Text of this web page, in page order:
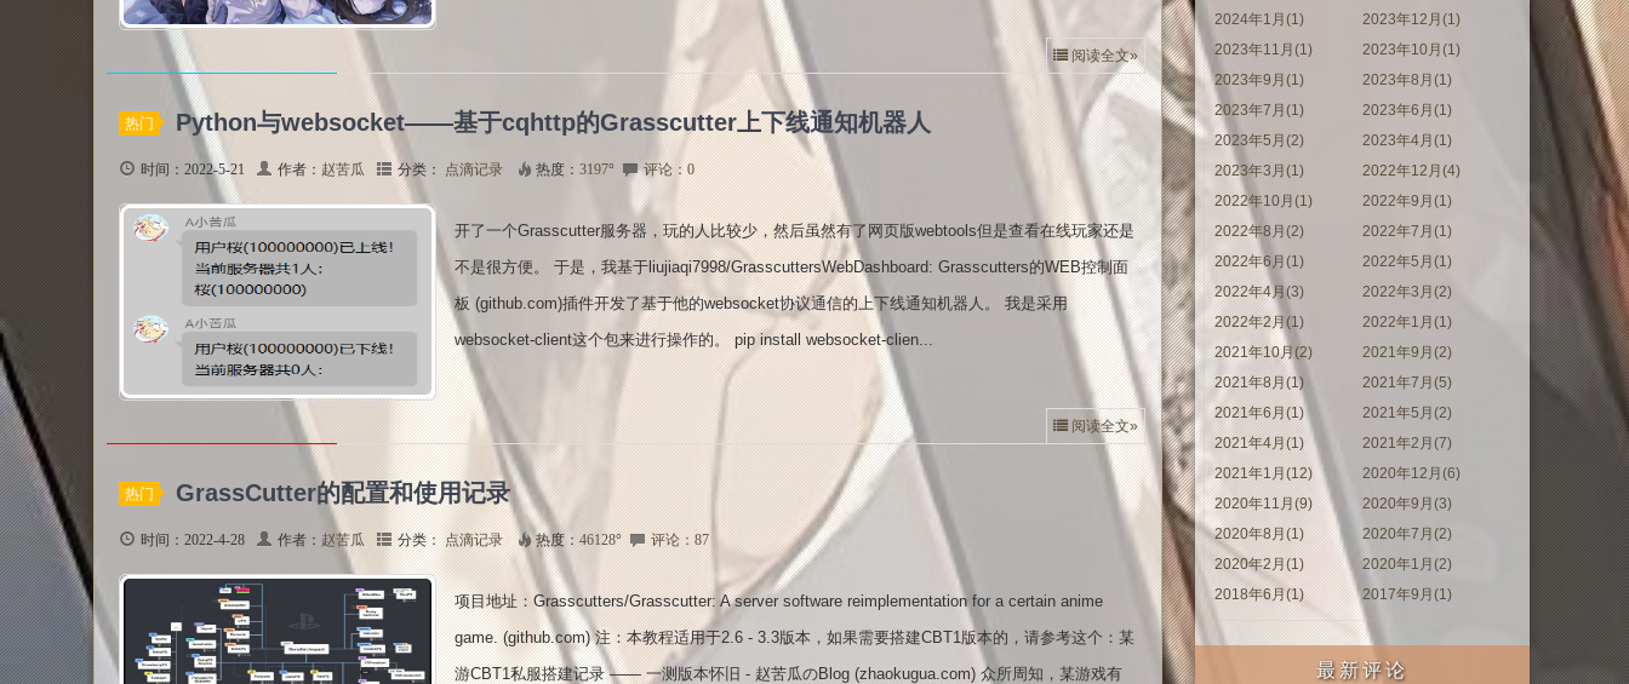
阅读全文»
热门 Python与websocket——基于cqhttp的Grasscutter上下线通知机器人
时间：2022-5-21 作者： 赵苦瓜 分类： 点滴记录 热度： 3197° 评论：0
开了一个Grasscutter服务器，玩的人比较少，然后虽然有了网页版webtools但是查看在线玩家还是
不是很方便。 于是，我基于liujiaqi7998/GrasscuttersWebDashboard: Grasscutters的WEB控制面
板 (github.com)插件开发了基于他的websocket协议通信的上下线通知机器人。 我是采用
websocket-client这个包来进行操作的。 pip install websocket-clien...
阅读全文»
热门 GrassCutter的配置和使用记录
时间：2022-4-28 作者： 赵苦瓜 分类： 点滴记录 热度： 46128° 评论：87
项目地址：Grasscutters/Grasscutter: A server software reimplementation for a certain anime
game. (github.com) 注：本教程适用于2.6 - 3.3版本，如果需要搭建CBT1版本的，请参考这个：某
游CBT1私服搭建记录 —— 一测版本怀旧 - 赵苦瓜のBlog (zhaokugua.com) 众所周知，某游戏有
2024年1月(1)
2023年12月(1)
2023年11月(1)
2023年10月(1)
2023年9月(1)
2023年8月(1)
2023年7月(1)
2023年6月(1)
2023年5月(2)
2023年4月(1)
2023年3月(1)
2022年12月(4)
2022年10月(1)
2022年9月(1)
2022年8月(2)
2022年7月(1)
2022年6月(1)
2022年5月(1)
2022年4月(3)
2022年3月(2)
2022年2月(1)
2022年1月(1)
2021年10月(2)
2021年9月(2)
2021年8月(1)
2021年7月(5)
2021年6月(1)
2021年5月(2)
2021年4月(1)
2021年2月(7)
2021年1月(12)
2020年12月(6)
2020年11月(9)
2020年9月(3)
2020年8月(1)
2020年7月(2)
2020年2月(1)
2020年1月(2)
2018年6月(1)
2017年9月(1)
最新评论